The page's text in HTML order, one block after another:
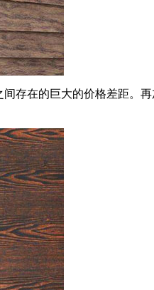
存在的巨大的价格差距。